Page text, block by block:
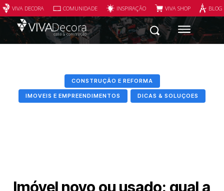
VIVA DECORA COMUNIDADE INSPIRAÇÃO VIVA SHOP
CONSTRUÇÃO E REFORMA
IMOVEIS E EMPREENDIMENTOS DICAS & SOLUÇOES
Imóvel novo ou usado: qual a